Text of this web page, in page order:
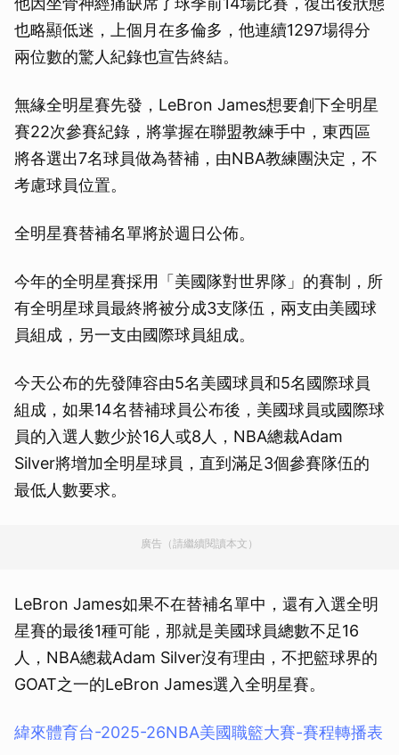
也略顯低迷，上個月在多倫多，他連續1297場得分
兩位數的驚人紀錄也宣告終結。
無緣全明星賽先發，LeBron James想要創下全明星
賽22次參賽紀錄，將掌握在聯盟教練手中，東西區
將各選出7名球員做為替補，由NBA教練團決定，不
考慮球員位置。
全明星賽替補名單將於週日公佈。
今年的全明星賽採用「美國隊對世界隊」的賽制，所
有全明星球員最終將被分成3支隊伍，兩支由美國球
員組成，另一支由國際球員組成。
今天公布的先發陣容由5名美國球員和5名國際球員
組成，如果14名替補球員公布後，美國球員或國際球
員的入選人數少於16人或8人，NBA總裁Adam
Silver將增加全明星球員，直到滿足3個參賽隊伍的
最低人數要求。
廣告（請繼續閱讀本文）
LeBron James如果不在替補名單中，還有入選全明
星賽的最後1種可能，那就是美國球員總數不足16
人，NBA總裁Adam Silver沒有理由，不把籃球界的
GOAT之一的LeBron James選入全明星賽。
緯來體育台-2025-26NBA美國職籃大賽-賽程轉播表